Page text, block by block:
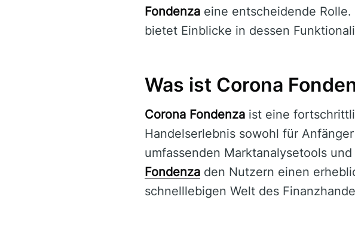
Fondenza eine entscheidende
bietet Einblicke in dessen
Was ist Corona
Corona Fondenza ist eine
Handelserlebnis sowohl für
umfassenden Marktanalysetools
Fondenza den Nutzern einen
schnelllebigen Welt des